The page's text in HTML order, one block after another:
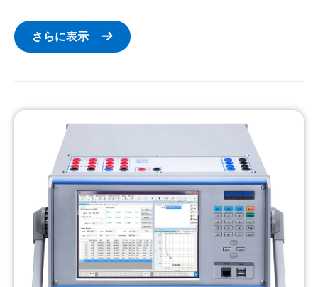
さらに表示 